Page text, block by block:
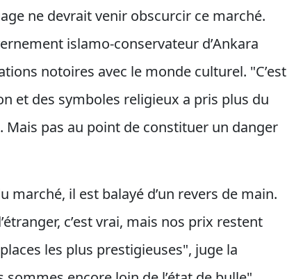
ne devrait venir obscurcir ce marché.
islamo-conservateur d’Ankara
notoires avec le monde culturel. "C’est
et des symboles religieux a pris plus du
Mais pas au point de constituer un danger
marché, il est balayé d’un revers de main.
c’est vrai, mais nos prix restent
les plus prestigieuses", juge la